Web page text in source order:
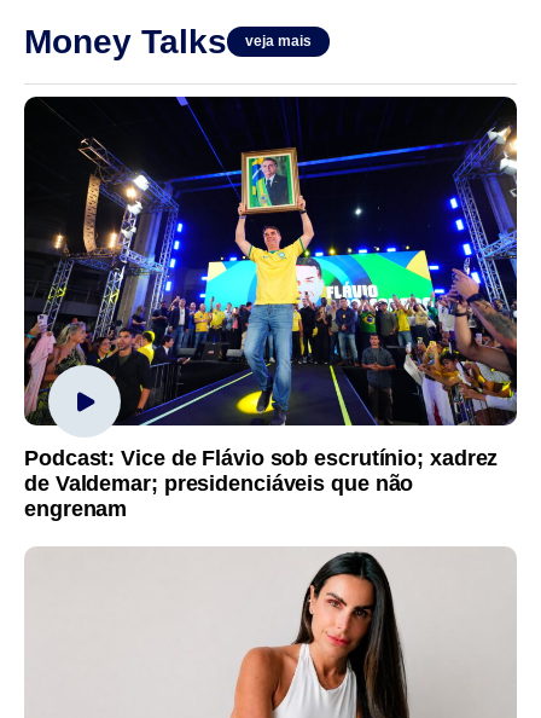
Money Talks veja mais
Podcast: Vice de Flávio sob escrutínio; xadrez
de Valdemar; presidenciáveis que não
engrenam